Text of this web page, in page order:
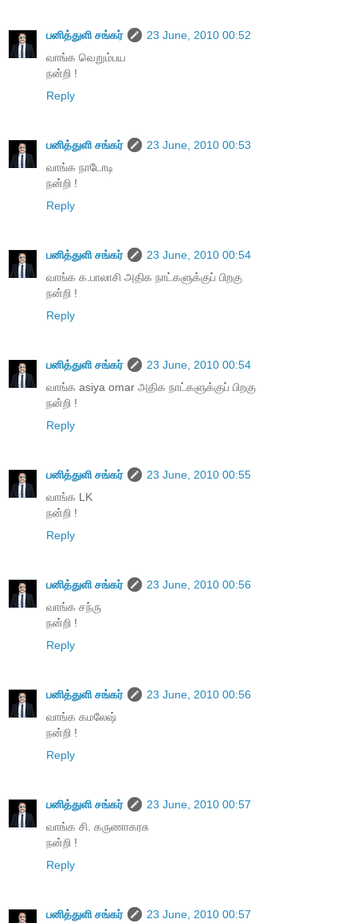
பனித்துளி சங்கர்
23 June, 2010 00:52
வாங்க வெறும்பய
நன்றி !
Reply
பனித்துளி சங்கர்
23 June, 2010 00:53
வாங்க நாடோடி
நன்றி !
Reply
பனித்துளி சங்கர்
23 June, 2010 00:54
வாங்க க.பாலாசி அதிக நாட்களுக்குப் பிறகு
நன்றி !
Reply
பனித்துளி சங்கர்
23 June, 2010 00:54
வாங்க asiya omar அதிக நாட்களுக்குப் பிறகு
நன்றி !
Reply
பனித்துளி சங்கர்
23 June, 2010 00:55
வாங்க LK
நன்றி !
Reply
பனித்துளி சங்கர்
23 June, 2010 00:56
வாங்க சந்ரு
நன்றி !
Reply
பனித்துளி சங்கர்
23 June, 2010 00:56
வாங்க கமலேஷ்
நன்றி !
Reply
பனித்துளி சங்கர்
23 June, 2010 00:57
வாங்க சி. கருணாகரசு
நன்றி !
Reply
பனித்துளி சங்கர் 23 June, 2010 00:57